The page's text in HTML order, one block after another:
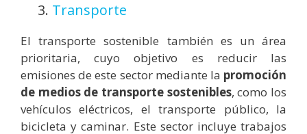
3. Transporte
El transporte sostenible también es un área
prioritaria, cuyo objetivo es reducir las
emisiones de este sector mediante la promoción
de medios de transporte sostenibles, como los
vehículos eléctricos, el transporte público, la
bicicleta y caminar. Este sector incluye trabajos